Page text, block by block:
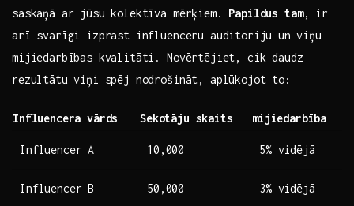
saskaņā ar jūsu kolektīva mērķiem. Papildus tam, ir
arī svarīgi izprast influenceru ‍auditoriju un⁢ viņu
mijiedarbības ​kvalitāti. Novērtējiet, cik daudz
rezultātu viņi spēj nodrošināt, aplūkojot⁢ to:
Influencera vārds Sekotāju skaits mijiedarbība
Influencer‍ A 10,000 5% vidējā
Influencer ⁤B 50,000 3% vidējā